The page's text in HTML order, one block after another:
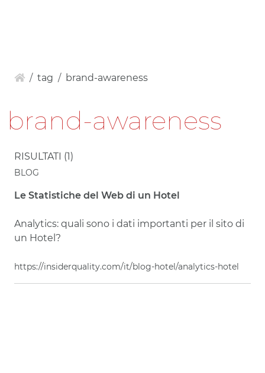
tag brand-awareness
brand-awareness
RISULTATI (1)
BLOG
Le Statistiche del Web di un Hotel
Analytics: quali sono i dati importanti per il sito di
un Hotel?
https://insiderquality.com/it/blog-hotel/analytics-hotel